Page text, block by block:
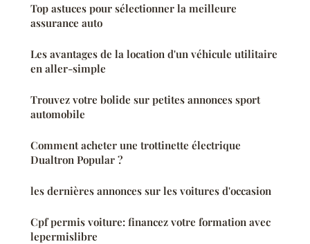
Top astuces pour sélectionner la meilleure
assurance auto
Les avantages de la location d'un véhicule utilitaire
en aller-simple
Trouvez votre bolide sur petites annonces sport
automobile
Comment acheter une trottinette électrique
Dualtron Popular ?
les dernières annonces sur les voitures d'occasion
Cpf permis voiture: financez votre formation avec
lepermislibre